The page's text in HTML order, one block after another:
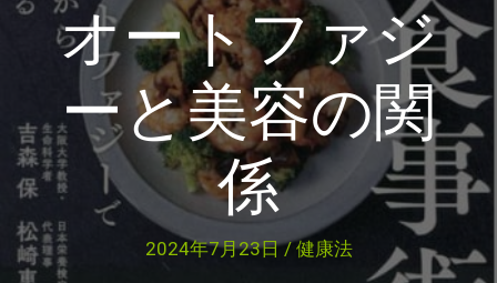
オートファジ
ーと美容の関
係
2024年7月23日/健康法